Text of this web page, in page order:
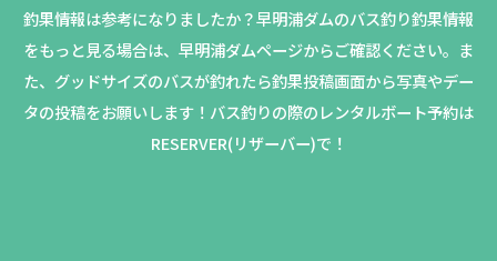
釣果情報は参考になりましたか？早明浦ダムのバス釣り釣果情報
をもっと見る場合は、早明浦ダムページからご確認ください。 ま
た、グッドサイズのバスが釣れたら釣果投稿画面から写真やデー
タの投稿をお願いします！バス釣りの際のレンタルボート予約は
RESERVER(リザーバー)で！